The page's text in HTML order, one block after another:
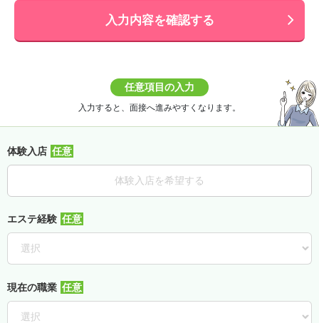
入力内容を確認する
任意項目の入力
入力すると、面接へ進みやすくなります。
体験入店
体験入店を希望する
エステ経験
現在の職業